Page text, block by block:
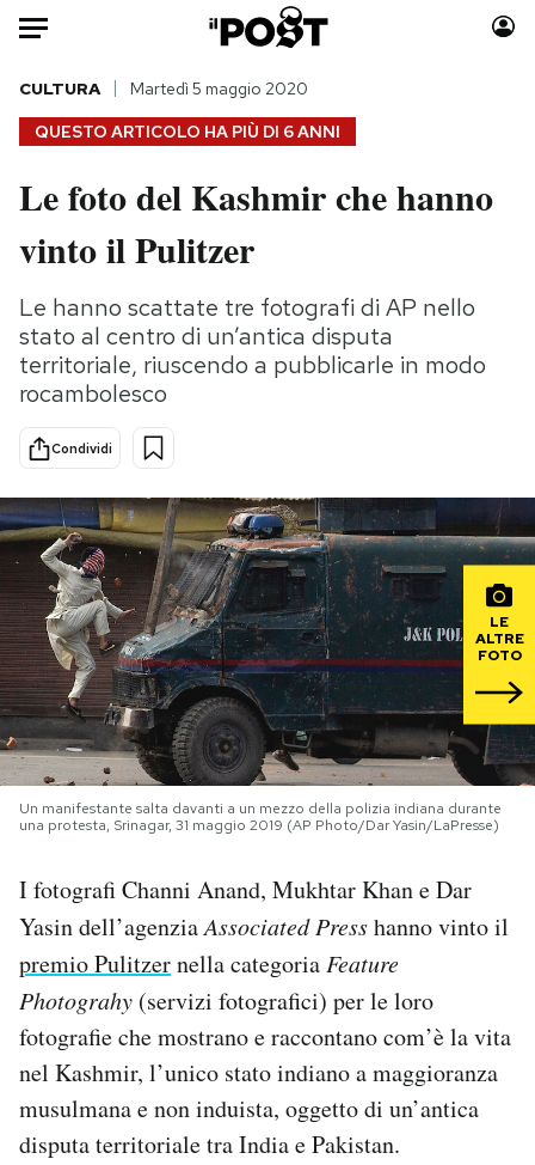
Auto
HOME
Italia
Politica
Tecnologia
Internet
Scienza
Cultura
Economia
Moda
Storie/Idee
Ok Boomer!
Media
PODCAST
NEWSLETTER
I MIEI PREFERITI
SHOP
CALENDARIO
AREA PERSONALE
Area Personale
Notifiche mobile
Regala il Post
Hai bisogno di aiuto?
QUESTO ARTICOLO HA PIÙ DI 6 ANNI
CULTURA Martedì 5 maggio 2020
Le foto del Kashmir che hanno
vinto il Pulitzer
Le hanno scattate tre fotografi di AP nello
stato al centro di un’antica disputa
territoriale, riuscendo a pubblicarle in modo
rocambolesco
Condividi
LE
ALTRE
FOTO
Un manifestante salta davanti a un mezzo della polizia indiana durante
una protesta, Srinagar, 31 maggio 2019 (AP Photo/Dar Yasin/LaPresse)
I fotografi Channi Anand, Mukhtar Khan e Dar
Yasin dell’agenziaAssociated Presshanno vinto il
premio Pulitzernella categoria Feature
Photograhy (servizi fotografici) per le loro
fotografie che mostrano e raccontano com’è la vita
nel Kashmir, l’unico stato indiano a maggioranza
musulmana e non induista, oggetto di un’antica
disputa territoriale tra India e Pakistan.